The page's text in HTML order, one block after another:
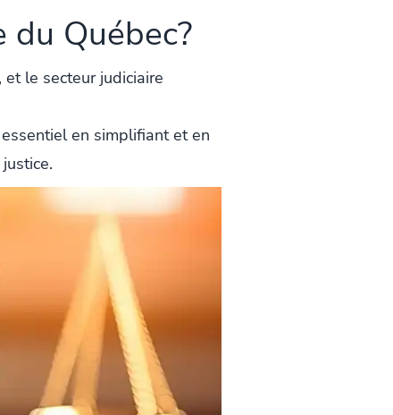
Québec?
le secteur judiciaire
en simplifiant et en